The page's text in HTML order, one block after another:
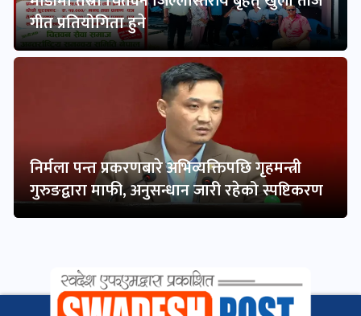
गीत प्रतियोगिता हुने
निर्मला पन्त प्रकरणबारे अभिव्यक्तिपछि गृहमन्त्री
गुरुङद्वारा माफी, अनुसन्धान जारी रहेको स्पष्टिकरण